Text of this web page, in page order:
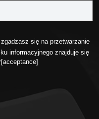
się na przetwarzanie
informacyjnego znajduje się
[acceptance]